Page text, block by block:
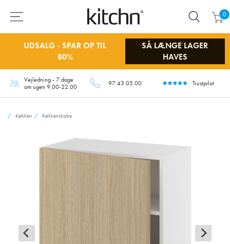
0
UDSALG - SPAR OP TIL
80%
SÅ LÆNGE LAGER
HAVES
Vejledning - 7 dage
om ugen 9.00-22.00
97 43 05 00 Trustpilot
Køkken Køkkenskabe